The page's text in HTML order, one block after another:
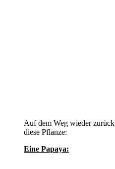
Auf dem Weg wieder
diese Pflanze:
Eine Papaya: